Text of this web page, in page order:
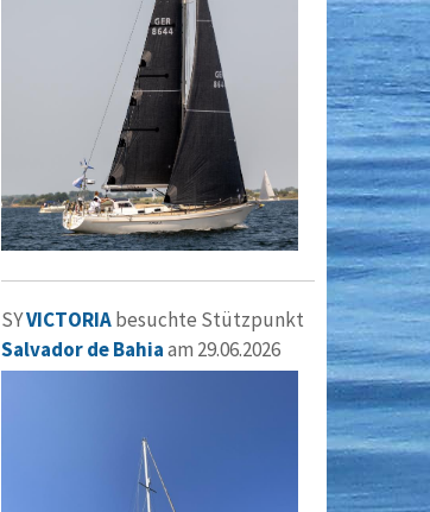
SYVICTORIAbesuchte Stützpunkt
Salvador de Bahiaam 29.06.2026